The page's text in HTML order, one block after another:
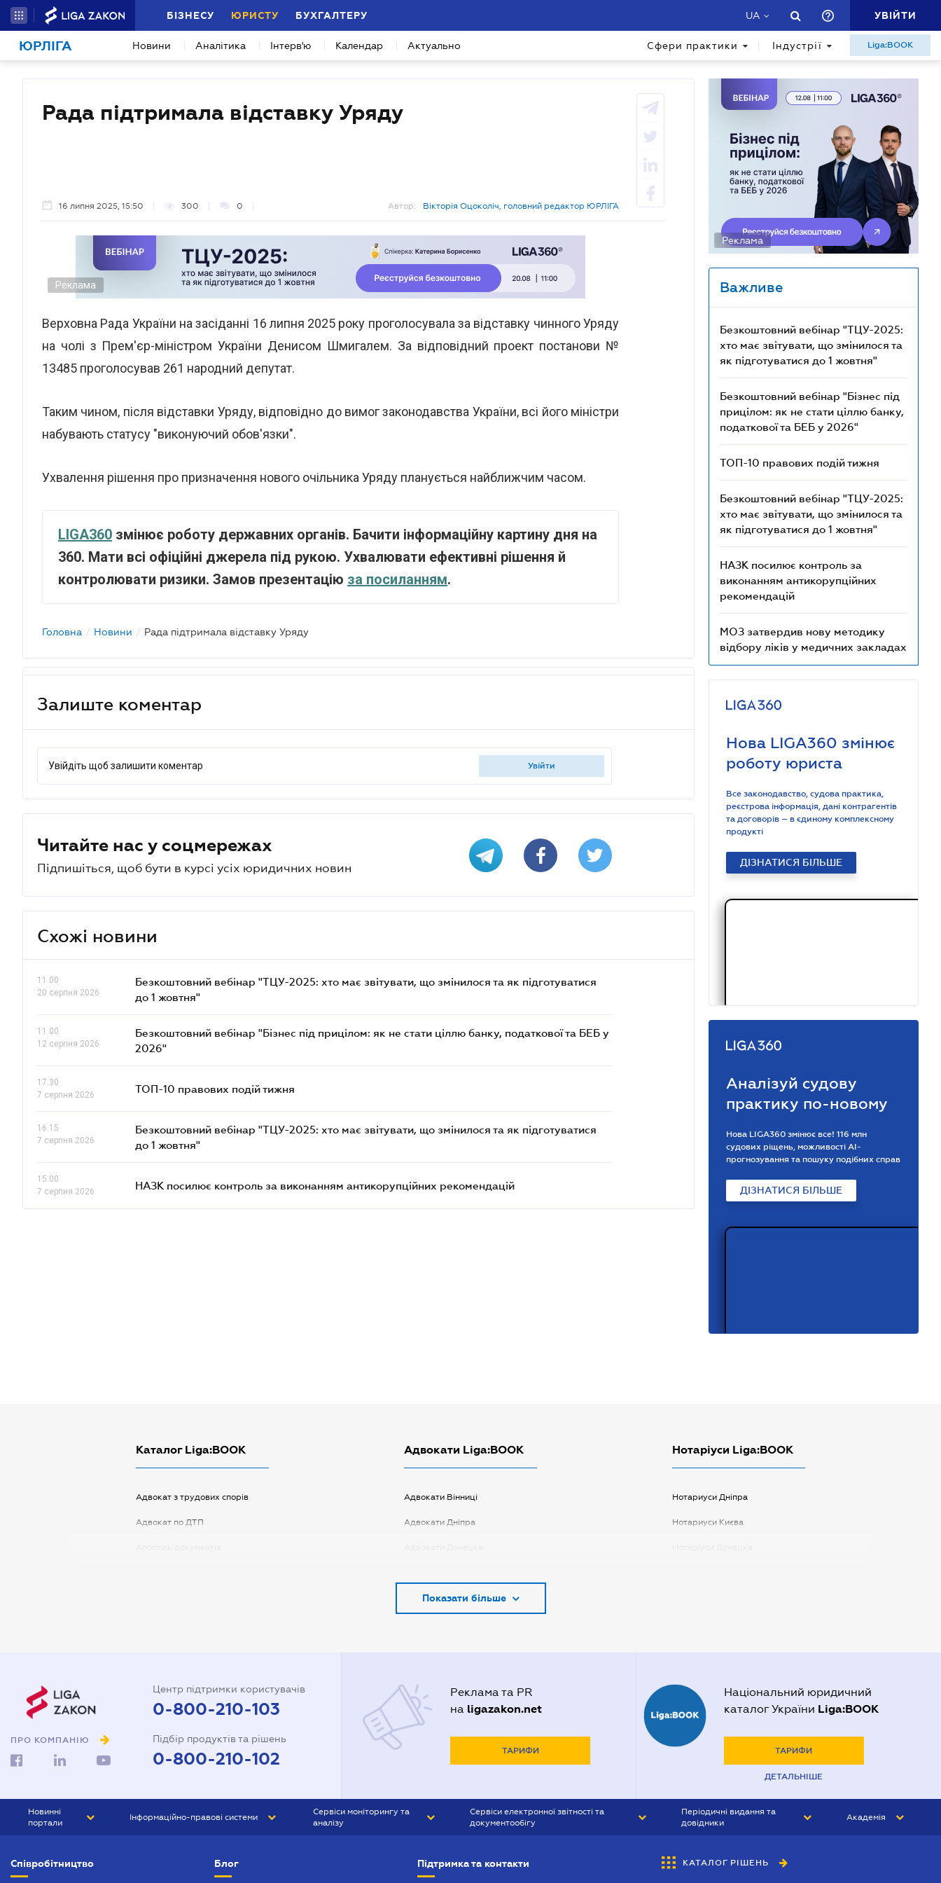
БІЗНЕСУ ЮРИСТУ БУХГАЛТЕРУ UA УВІЙТИ
ЮРЛІГА Новини Аналітика Інтерв'ю Календар Актуально Сфери практики Індустрії Liga:BOOK
Рада підтримала відставку Уряду
16 липня 2025, 15:50 300 0 Автор: Вікторія Оцоколіч, головний редактор ЮРЛІГА
Реклама
Верховна Рада України на засіданні 16 липня 2025 року проголосувала за відставку чинного Уряду
на чолі з Прем'єр-міністром України Денисом Шмигалем. За відповідний проект постанови №
13485 проголосував 261 народний депутат.
Таким чином, після відставки Уряду, відповідно до вимог законодавства України, всі його міністри
набувають статусу "виконуючий обов'язки".
Ухвалення рішення про призначення нового очільника Уряду планується найближчим часом.
LIGA360 змінює роботу державних органів. Бачити інформаційну картину дня на
360. Мати всі офіційні джерела під рукою. Ухвалювати ефективні рішення й
контролювати ризики. Замов презентацію за посиланням.
Головна / Новини / Рада підтримала відставку Уряду
Залиште коментар
Увійдіть щоб залишити коментар увійти
Читайте нас у соцмережах
Підпишіться, щоб бути в курсі усіх юридичних новин
Схожі новини
11.00
20 серпня 2026
Безкоштовний вебінар "ТЦУ-2025: хто має звітувати, що змінилося та як підготуватися
до 1 жовтня"
11.00
12 серпня 2026
Безкоштовний вебінар "Бізнес під прицілом: як не стати ціллю банку, податкової та БЕБ у
2026"
17.30
7 серпня 2026
ТОП-10 правових подій тижня
16.15
7 серпня 2026
Безкоштовний вебінар "ТЦУ-2025: хто має звітувати, що змінилося та як підготуватися
до 1 жовтня"
15.00
7 серпня 2026
НАЗК посилює контроль за виконанням антикорупційних рекомендацій
Реклама
Важливе
Безкоштовний вебінар "ТЦУ-2025:
хто має звітувати, що змінилося та
як підготуватися до 1 жовтня"
Безкоштовний вебінар "Бізнес під
прицілом: як не стати ціллю банку,
податкової та БЕБ у 2026"
ТОП-10 правових подій тижня
Безкоштовний вебінар "ТЦУ-2025:
хто має звітувати, що змінилося та
як підготуватися до 1 жовтня"
НАЗК посилює контроль за
виконанням антикорупційних
рекомендацій
МОЗ затвердив нову методику
відбору ліків у медичних закладах
Нова LIGA360 змінює
роботу юриста
Все законодавство, судова практика,
реєстрова інформація, дані контрагентів
та договорів – в єдиному комплексному
продукті
ДІЗНАТИСЯ БІЛЬШЕ
Аналізуй судову
практику по-новому
Нова LIGA360 змінює все! 116 млн
судових ріщень, можливості АІ-
прогнозування та пошуку подібних справ
ДІЗНАТИСЯ БІЛЬШЕ
Каталог Liga:BOOK
Адвокат з трудових спорів
Адвокат по ДТП
інтересів в суді
Довіреність на реєстрацію
майном
Договір купівлі-продажу
Адвокати Liga:BOOK
Адвокати Вінниці
Адвокати Дніпра
Адвокати Києва
Адвокати Полтави
Адвокати Харькова
Адвокаты Кривого Рогу
Нотаріуси Liga:BOOK
Нотариуси Дніпра
Нотариуси Києва
Показати більше
ПРО КОМПАНІЮ
Центр підтримки користувачів
0-800-210-103
Підбір продуктів та рішень
0-800-210-102
Реклама та PR
на ligazakon.net
ТАРИФИ
Національний юридичний
каталог України Liga:BOOK
ТАРИФИ
ДЕТАЛЬНІШЕ
Новинні
портали
БІЗНЕС
Інформаційно-правові системи
Сервіси моніторингу та
аналізу
Сервіси електронної звітності та
документообігу
Періодичні видання та
довідники
БУХГАЛТЕР&ЗАКОН
Академія
Співробітництво Блог Підтримка та контакти КАТАЛОГ РІШЕНЬ